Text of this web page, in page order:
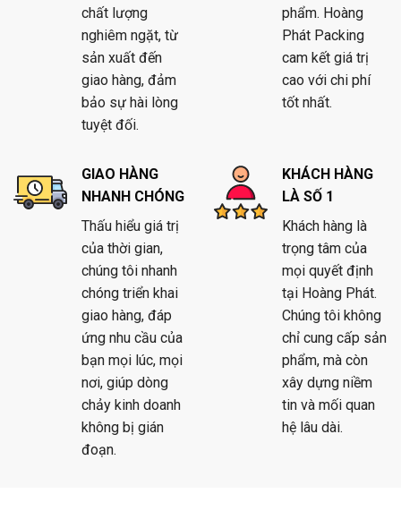
chất lượng
nghiêm ngặt, từ
sản xuất đến
giao hàng, đảm
bảo sự hài lòng
tuyệt đối.
phẩm. Hoàng
Phát Packing
cam kết giá trị
cao với chi phí
tốt nhất.
GIAO HÀNG
NHANH CHÓNG
Thấu hiểu giá trị
của thời gian,
chúng tôi nhanh
chóng triển khai
giao hàng, đáp
ứng nhu cầu của
bạn mọi lúc, mọi
nơi, giúp dòng
chảy kinh doanh
không bị gián
đoạn.
KHÁCH HÀNG
LÀ SỐ 1
Khách hàng là
trọng tâm của
mọi quyết định
tại Hoàng Phát.
Chúng tôi không
chỉ cung cấp sản
phẩm, mà còn
xây dựng niềm
tin và mối quan
hệ lâu dài.